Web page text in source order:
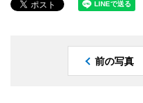
前の写真